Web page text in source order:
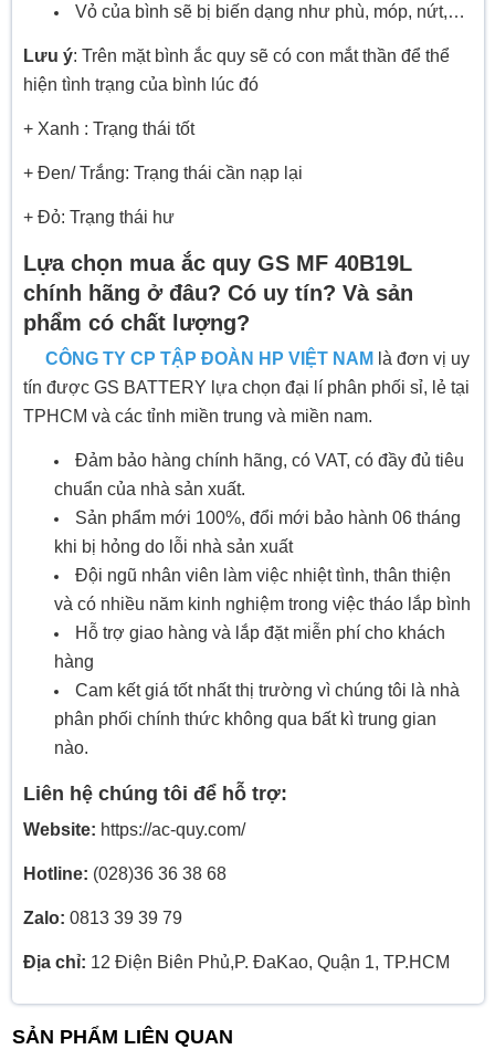
Vỏ của bình sẽ bị biến dạng như phù, móp, nứt,…
Lưu ý: Trên mặt bình ắc quy sẽ có con mắt thần để thể
hiện tình trạng của bình lúc đó
+ Xanh : Trạng thái tốt
+ Đen/ Trắng: Trạng thái cần nạp lại
+ Đỏ: Trạng thái hư
Lựa chọn mua ắc quy GS MF 40B19L
chính hãng ở đâu? Có uy tín? Và sản
phẩm có chất lượng?
CÔNG TY CP TẬP ĐOÀN HP VIỆT NAM là đơn vị uy
tín được GS BATTERY lựa chọn đại lí phân phối sỉ, lẻ tại
TPHCM và các tỉnh miền trung và miền nam.
Đảm bảo hàng chính hãng, có VAT, có đầy đủ tiêu
chuẩn của nhà sản xuất.
Sản phẩm mới 100%, đổi mới bảo hành 06 tháng
khi bị hỏng do lỗi nhà sản xuất
Đội ngũ nhân viên làm việc nhiệt tình, thân thiện
và có nhiều năm kinh nghiệm trong việc tháo lắp bình
Hỗ trợ giao hàng và lắp đặt miễn phí cho khách
hàng
Cam kết giá tốt nhất thị trường vì chúng tôi là nhà
phân phối chính thức không qua bất kì trung gian
nào.
Liên hệ chúng tôi để hỗ trợ:
Website: https://ac-quy.com/
Hotline: (028)36 36 38 68
Zalo: 0813 39 39 79
Địa chỉ: 12 Điện Biên Phủ,P. ĐaKao, Quận 1, TP.HCM
SẢN PHẨM LIÊN QUAN